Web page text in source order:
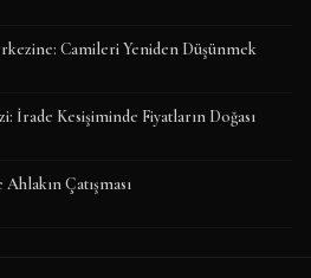
Camileri Yeniden Düşünmek
İrade Kesişiminde Fiyatların Doğası
Çatışması